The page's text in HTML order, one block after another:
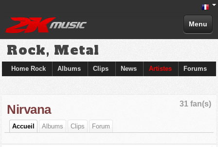
Menu
Rock, Metal
Home Rock Albums Clips News Artistes Forums
31 fan(s)
Nirvana
Accueil Albums Clips Forum